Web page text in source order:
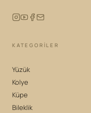
KATEGORILER
Yüzük
Kolye
Küpe
Bileklik